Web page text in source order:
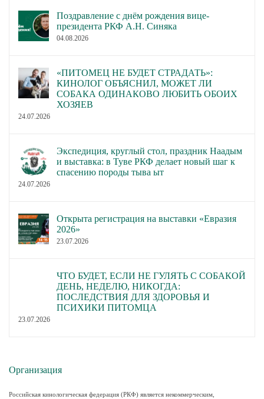
Поздравление с днём рождения вице-
президента РКФ А.Н. Синяка
04.08.2026
«ПИТОМЕЦ НЕ БУДЕТ СТРАДАТЬ»:
КИНОЛОГ ОБЪЯСНИЛ, МОЖЕТ ЛИ
СОБАКА ОДИНАКОВО ЛЮБИТЬ ОБОИХ
ХОЗЯЕВ
24.07.2026
Экспедиция, круглый стол, праздник Наадым
и выставка: в Туве РКФ делает новый шаг к
спасению породы тыва ыт
24.07.2026
Открыта регистрация на выставки «Евразия
2026»
23.07.2026
ЧТО БУДЕТ, ЕСЛИ НЕ ГУЛЯТЬ С СОБАКОЙ
ДЕНЬ, НЕДЕЛЮ, НИКОГДА:
ПОСЛЕДСТВИЯ ДЛЯ ЗДОРОВЬЯ И
ПСИХИКИ ПИТОМЦА
23.07.2026
Организация
Российская кинологическая федерация (РКФ) является некоммерческим,